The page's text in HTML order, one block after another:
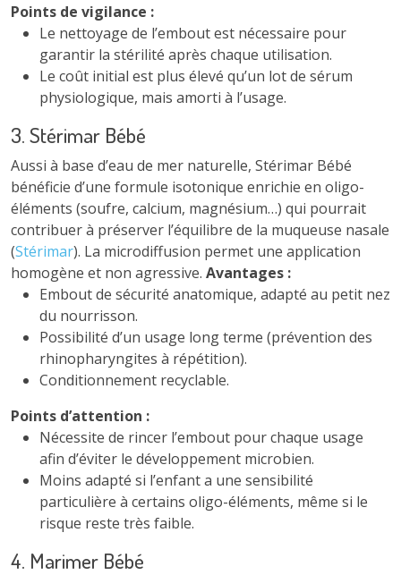
Points de vigilance :
Le nettoyage de l’embout est nécessaire pour
garantir la stérilité après chaque utilisation.
Le coût initial est plus élevé qu’un lot de sérum
physiologique, mais amorti à l’usage.
3. Stérimar Bébé
Aussi à base d’eau de mer naturelle, Stérimar Bébé
bénéficie d’une formule isotonique enrichie en oligo-
éléments (soufre, calcium, magnésium…) qui pourrait
contribuer à préserver l’équilibre de la muqueuse nasale
(Stérimar). La microdiffusion permet une application
homogène et non agressive. Avantages :
Embout de sécurité anatomique, adapté au petit nez
du nourrisson.
Possibilité d’un usage long terme (prévention des
rhinopharyngites à répétition).
Conditionnement recyclable.
Points d’attention :
Nécessite de rincer l’embout pour chaque usage
afin d’éviter le développement microbien.
Moins adapté si l’enfant a une sensibilité
particulière à certains oligo-éléments, même si le
risque reste très faible.
4. Marimer Bébé